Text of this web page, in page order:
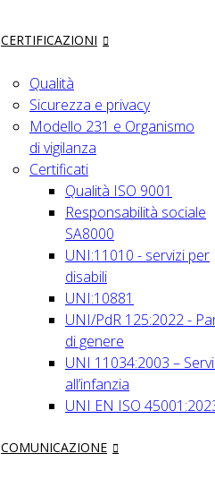
CERTIFICAZIONI
Qualità
Sicurezza e privacy
Modello 231 e Organismo
di vigilanza
Certificati
Qualità ISO 9001
Responsabilità sociale
SA8000
UNI:11010 - servizi per
disabili
UNI:10881
UNI/PdR 125:2022 -
di genere
UNI 11034:2003 –
all’infanzia
UNI EN ISO
COMUNICAZIONE